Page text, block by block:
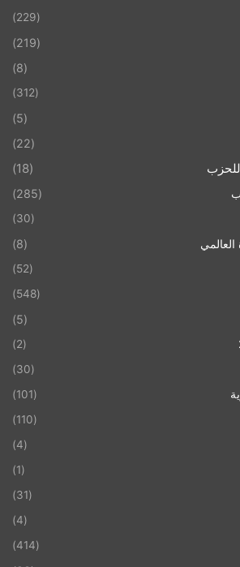
(229)
(219)
(8)
(312)
(5)
(22)
للحزب (18)
(285)
(30)
(8)
(52)
(548)
(5)
(2)
(30)
(101)
(110)
(4)
(1)
(31)
(4)
(414)